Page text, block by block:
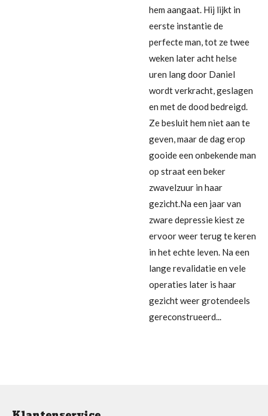
hem aangaat. Hij lijkt in
eerste instantie de
perfecte man, tot ze twee
weken later acht helse
uren lang door Daniel
wordt verkracht, geslagen
en met de dood bedreigd.
Ze besluit hem niet aan te
geven, maar de dag erop
gooide een onbekende man
op straat een beker
zwavelzuur in haar
gezicht.Na een jaar van
zware depressie kiest ze
ervoor weer terug te keren
in het echte leven. Na een
lange revalidatie en vele
operaties later is haar
gezicht weer grotendeels
gereconstrueerd...